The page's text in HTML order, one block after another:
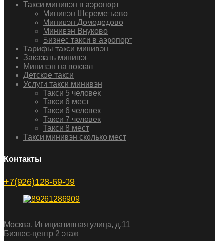
Такси минивэн в аэропорт
Минивэн Шереметьево
Минивэн Домодедово
Минивэн Внуково
Бизнес такси в аэропорт
Тарифы такси минивэн
Заказать минивэн
Минивэн на вокзал
Детское такси
Услуги такси минивэн
Такси 5 человек
Такси 6 мест
Такси 6 человек
Такси 7 человек
Такси 8 мест
Такси минивэн сколько мест
Контакты
+7(926)128-69-09
Москва, Инициативная улица, д.11
Бизнес-центр 2 этаж